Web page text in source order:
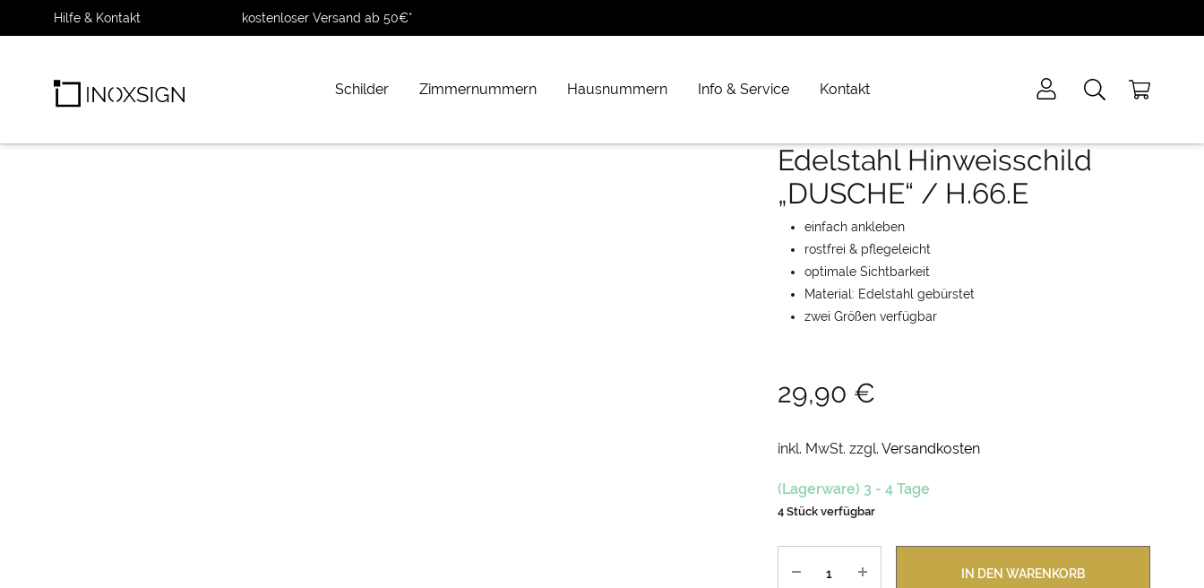
Hilfe & Kontakt kostenloser Versand ab 50€*
Schilder Zimmernummern Hausnummern Info & Service Kontakt
Edelstahl Hinweisschild
„DUSCHE“ / H.66.E
einfach ankleben
rostfrei & pflegeleicht
optimale Sichtbarkeit
Material: Edelstahl gebürstet
zwei Größen verfügbar
29,90 €
inkl. MwSt. zzgl. Versandkosten
(Lagerware) 3 - 4 Tage
4 Stück verfügbar
IN DEN WARENKORB